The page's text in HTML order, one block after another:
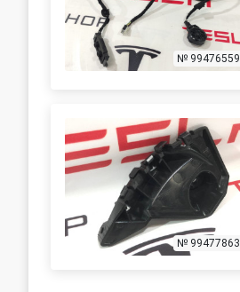
№ 99476559
№ 99477863